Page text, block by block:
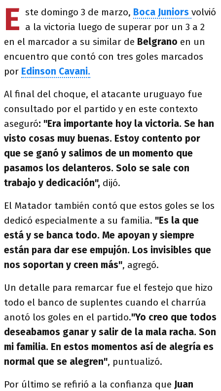
E ste domingo 3 de marzo, Boca Juniors volvió
a la victoria luego de superar por un 3 a 2
en el marcador a su similar de Belgrano en un
encuentro que contó con tres goles marcados
por Edinson Cavani.
Al final del choque, el atacante uruguayo fue
consultado por el partido y en este contexto
aseguró: "Era importante hoy la victoria. Se han
visto cosas muy buenas. Estoy contento por
que se ganó y salimos de un momento que
pasamos los delanteros. Solo se sale con
trabajo y dedicación", dijó.
El Matador también contó que estos goles se los
dedicó especialmente a su familia. "Es la que
está y se banca todo. Me apoyan y siempre
están para dar ese empujón. Los invisibles que
nos soportan y creen más", agregó.
Un detalle para remarcar fue el festejo que hizo
todo el banco de suplentes cuando el charrúa
anotó los goles en el partido."Yo creo que todos
deseabamos ganar y salir de la mala racha. Son
mi familia. En estos momentos así de alegría es
normal que se alegren", puntualizó.
Por último se refirió a la confianza que Juan